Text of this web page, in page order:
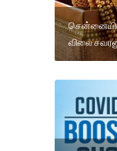
விலை